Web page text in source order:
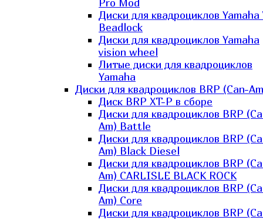
Pro Mod
Диски для квадроциклов Yamaha
Beadlock
Диски для квадроциклов Yamaha
vision wheel
Литые диски для квадроциклов
Yamaha
Диски для квадроциклов BRP (Can-
Диск BRP XT-P в сборе
Диски для квадроциклов BRP
Am) Battle
Диски для квадроциклов BRP
Am) Black Diesel
Диски для квадроциклов BRP
Am) CARLISLE BLACK ROCK
Диски для квадроциклов BRP
Am) Core
Диски для квадроциклов BRP